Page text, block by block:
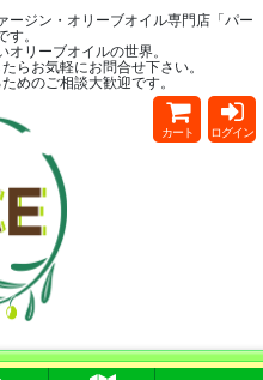
ージン・オリーブオイル専門店「パー
す。
リーブオイルの世界。
らお気軽にお問合せ下さい。
めのご相談大歓迎です。
カート ログイン